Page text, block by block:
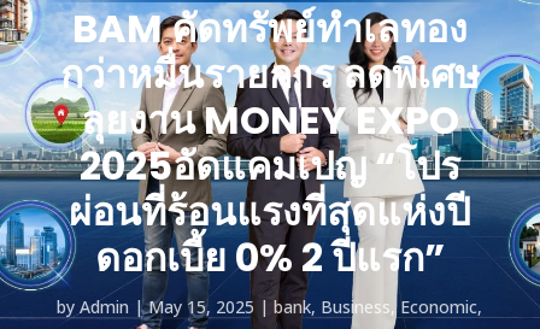
BAM คัดทรัพย์ทำเลทอง
กว่าหมื่นรายการ ลดพิเศษ
ลุยงาน MONEY EXPO
2025อัดแคมเปญ “โปร
ผ่อนที่ร้อนแรงที่สุดแห่งปี
ดอกเบี้ย 0% 2 ปีแรก”
byAdmin May 15, 2025 bank, Business,Economic,